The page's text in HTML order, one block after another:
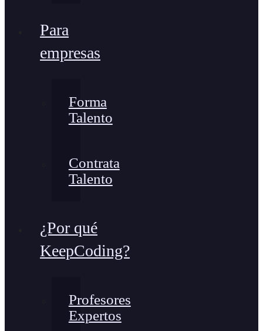
Para
empresas
Forma
Talento
Contrata
Talento
¿Por qué
KeepCoding?
Profesores
Expertos